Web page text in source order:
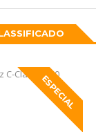
ESPECIAL